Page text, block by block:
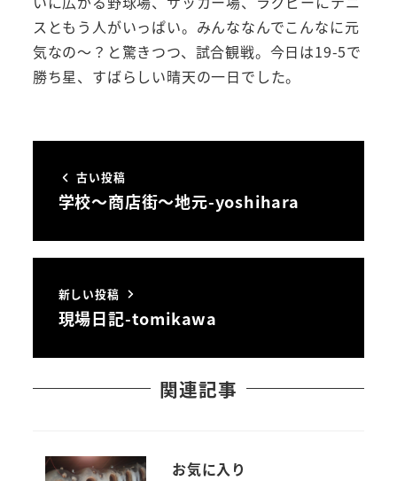
スともう人がいっぱい。みんななんでこんなに元
気なの～？と驚きつつ、試合観戦。今日は19-5で
勝ち星、すばらしい晴天の一日でした。
古い投稿
学校～商店街～地元-yoshihara
新しい投稿
現場日記-tomikawa
関連記事
お気に入り